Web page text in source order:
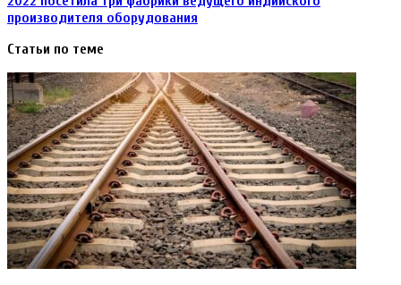
производителя оборудования
Статьи по теме